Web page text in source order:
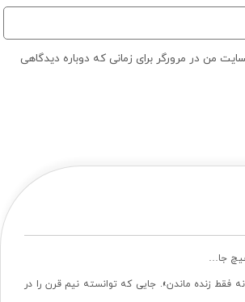
من در مرورگر برای زمانی که دوباره دیدگاهی
جا…
فقط زنده ماندن». جایی که توانسته نیم قرن را در